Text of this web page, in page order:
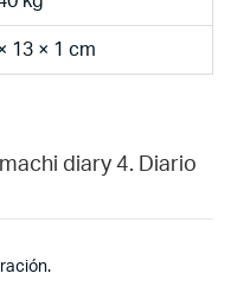
13 × 1 cm
diary 4. Diario